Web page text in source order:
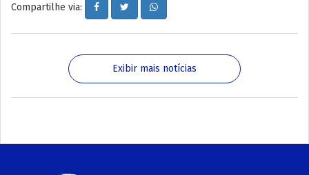
Compartilhe via:
Exibir mais notícias